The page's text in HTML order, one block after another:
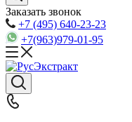
Заказать звонок
+7 (495) 640-23-23
+7(963)979-01-95